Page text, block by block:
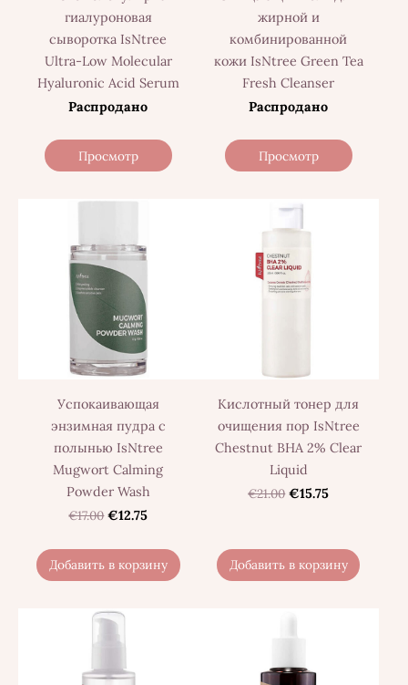
гиалуроновая
сыворотка IsNtree
Ultra-Low Molecular
Hyaluronic Acid Serum
Распродано
Просмотр
жирной и
комбинированной
кожи IsNtree Green Tea
Fresh Cleanser
Распродано
Просмотр
Успокаивающая
энзимная пудра с
полынью IsNtree
Mugwort Calming
Powder Wash
€17.00 €12.75
Добавить в корзину
Кислотный тонер для
очищения пор IsNtree
Chestnut BHA 2% Clear
Liquid
€21.00 €15.75
Добавить в корзину